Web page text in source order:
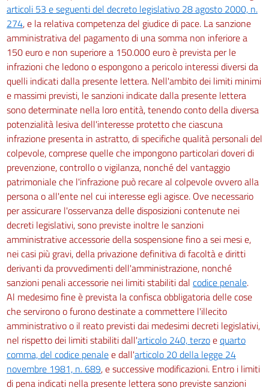
articoli 53 e seguenti del decreto legislativo 28 agosto 2000, n.
274, e la relativa competenza del giudice di pace. La sanzione
amministrativa del pagamento di una somma non inferiore a
150 euro e non superiore a 150.000 euro è prevista per le
infrazioni che ledono o espongono a pericolo interessi diversi da
quelli indicati dalla presente lettera. Nell'ambito dei limiti minimi
e massimi previsti, le sanzioni indicate dalla presente lettera
sono determinate nella loro entità, tenendo conto della diversa
potenzialità lesiva dell'interesse protetto che ciascuna
infrazione presenta in astratto, di specifiche qualità personali del
colpevole, comprese quelle che impongono particolari doveri di
prevenzione, controllo o vigilanza, nonché del vantaggio
patrimoniale che l'infrazione può recare al colpevole ovvero alla
persona o all'ente nel cui interesse egli agisce. Ove necessario
per assicurare l'osservanza delle disposizioni contenute nei
decreti legislativi, sono previste inoltre le sanzioni
amministrative accessorie della sospensione fino a sei mesi e,
nei casi più gravi, della privazione definitiva di facoltà e diritti
derivanti da provvedimenti dell'amministrazione, nonché
sanzioni penali accessorie nei limiti stabiliti dal codice penale.
Al medesimo fine è prevista la confisca obbligatoria delle cose
che servirono o furono destinate a commettere l'illecito
amministrativo o il reato previsti dai medesimi decreti legislativi,
nel rispetto dei limiti stabiliti dall'articolo 240, terzoequarto
comma, del codice penalee dall'articolo 20 della legge 24
novembre 1981, n. 689, e successive modificazioni. Entro i limiti
di pena indicati nella presente lettera sono previste sanzioni